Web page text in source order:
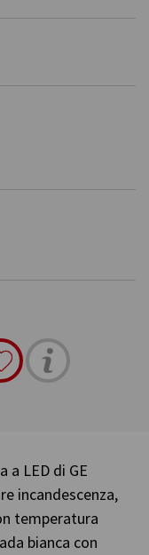
LED di GE
incandescenza,
temperatura
bianca con